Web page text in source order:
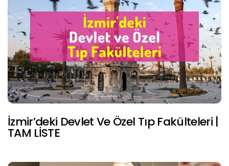
İzmir’deki Devlet Ve Özel Tıp Fakülteleri |
TAM LİSTE